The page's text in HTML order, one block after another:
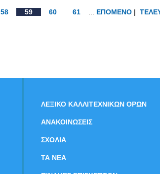
58 59 60 61 ΕΠΟΜΕΝΟ |
ΛΕΞΙΚΟ ΚΑΛΛΙΤΕΧΝΙΚΩΝ ΟΡΩΝ
ΑΝΑΚΟΙΝΩΣΕΙΣ
ΣΧΟΛΙΑ
ΤΑ ΝEΑ